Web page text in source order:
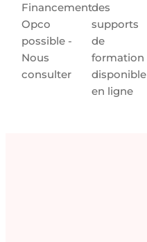
Financement
Opco
possible -
Nous
consulter​​
des
supports
de
formation
disponible
en ligne